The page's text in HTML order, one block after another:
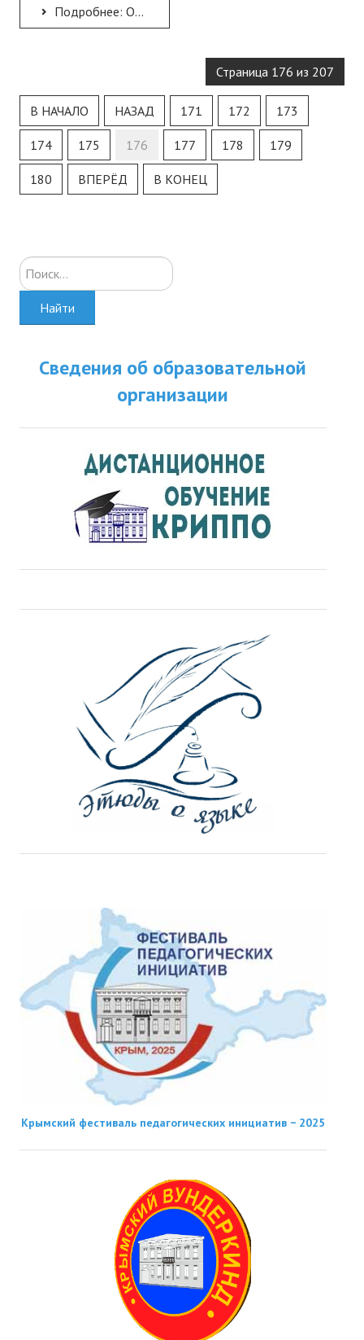
Подробнее: Организация сетевого взаимодействия образовательных организаций Республики Крым по формированию...
Страница 176 из 207
В НАЧАЛО НАЗАД 171 172 173
174 175 176 177 178 179
180 ВПЕРЁД В КОНЕЦ
Искать...
Найти
Сведения об образовательной
организации
Крымский фестиваль педагогических инициатив − 2025